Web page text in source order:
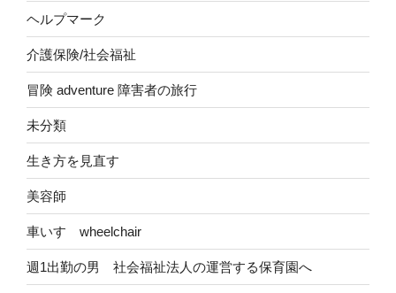
ヘルプマーク
介護保険/社会福祉
冒険 adventure 障害者の旅行
未分類
生き方を見直す
美容師
車いす wheelchair
週1出勤の男 社会福祉法人の運営する保育園へ